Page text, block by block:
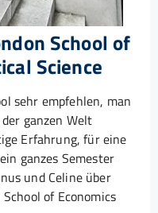
School of
Science
sehr empfehlen, man
ganzen Welt
Erfahrung, für eine
ganzes Semester
und Celine über
of Economics